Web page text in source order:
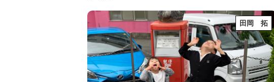
田岡 拓